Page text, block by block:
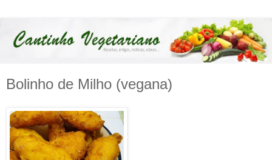
Bolinho de Milho (vegana)